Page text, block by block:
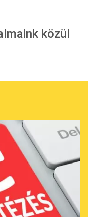
közül